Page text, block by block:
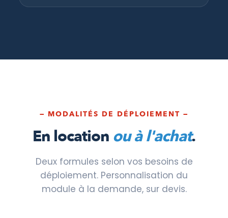
— MODALITÉS DE DÉPLOIEMENT —
En location ou à l'achat.
Deux formules selon vos besoins de
déploiement. Personnalisation du
module à la demande, sur devis.